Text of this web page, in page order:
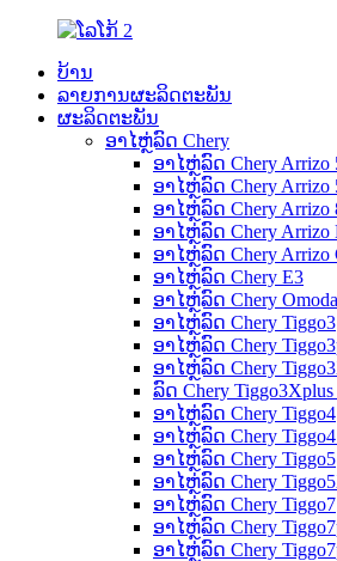
ບ້ານ
ລາຍການຜະລິດຕະພັນ
ຜະລິດຕະພັນ
ອາໄຫຼ່ລົດ Chery
ອາໄຫຼ່ລົດ Chery Arrizo
ອາໄຫຼ່ລົດ Chery Arrizo
ອາໄຫຼ່ລົດ Chery Arrizo
ອາໄຫຼ່ລົດ Chery Arrizo
ອາໄຫຼ່ລົດ Chery Arrizo
ອາໄຫຼ່ລົດ Chery E3
ອາໄຫຼ່ລົດ Chery Omoda
ອາໄຫຼ່ລົດ Chery Tiggo3
ອາໄຫຼ່ລົດ Chery
ອາໄຫຼ່ລົດ Chery
ລົດ Chery
ອາໄຫຼ່ລົດ Chery Tiggo4
ອາໄຫຼ່ລົດ Chery Tiggo4
ອາໄຫຼ່ລົດ Chery Tiggo5
ອາໄຫຼ່ລົດ Chery
ອາໄຫຼ່ລົດ Chery Tiggo7
ອາໄຫຼ່ລົດ Chery
ອາໄຫຼ່ລົດ Chery